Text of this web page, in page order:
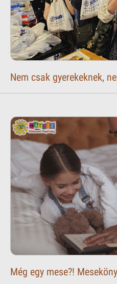
Nem csak gyerekeknek,
Még egy mese?!